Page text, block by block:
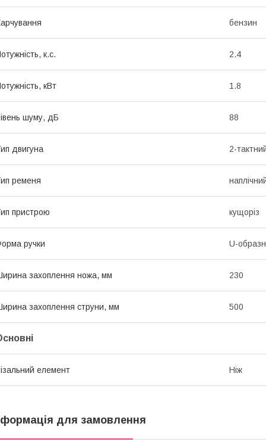
бензин
к.с. 2.4
кВт 1.8
шуму, дБ 88
двигуна 2-
ременя
пристрою кущоріз
ручки U-
захоплення ножа, мм 230
захоплення струни, мм 500
елемент Ніж
для замовлення